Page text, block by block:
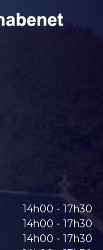
14h00 - 17h30
14h00 - 17h30
14h00 - 17h30